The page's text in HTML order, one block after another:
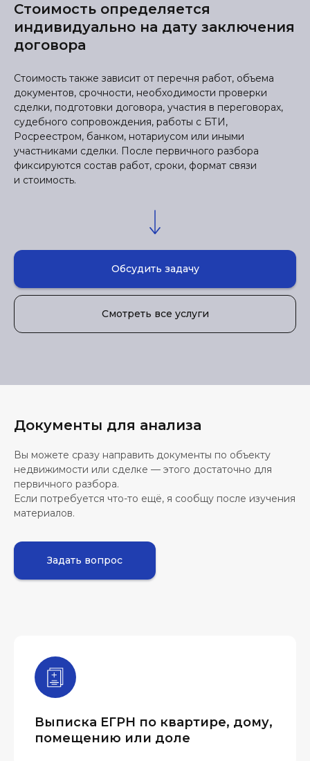
Стоимость определяется
индивидуально на дату заключения
договора
Стоимость также зависит от перечня работ, объема
документов, срочности, необходимости проверки
сделки, подготовки договора, участия в переговорах,
судебного сопровождения, работы с БТИ,
Росреестром, банком, нотариусом или иными
участниками сделки. После первичного разбора
фиксируются состав работ, сроки, формат связи
и стоимость.
Обсудить задачу
Смотреть все услуги
Документы для анализа
Вы можете сразу направить документы по объекту
недвижимости или сделке — этого достаточно для
первичного разбора.
Если потребуется что-то ещё, я сообщу после изучения
материалов.
Задать вопрос
Выписка ЕГРН по квартире, дому,
помещению или доле